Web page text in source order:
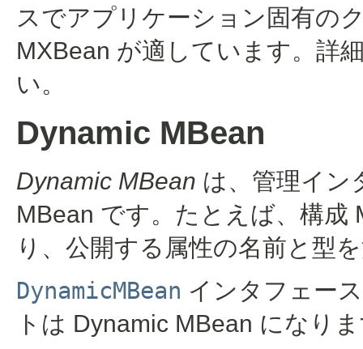
スでアプリケーション固有の
MXBean が適しています。詳
い。
Dynamic MBean
Dynamic MBean は、管理イン
MBean です。たとえば、構成
り、公開する属性の名前と型
DynamicMBean インタフェー
トは Dynamic MBean になり